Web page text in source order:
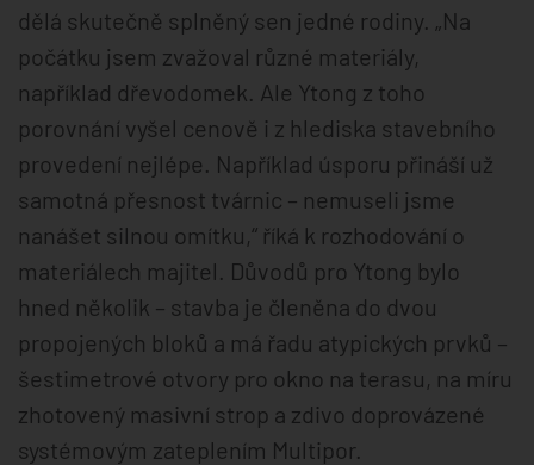
dělá skutečně splněný sen jedné rodiny. „Na
počátku jsem zvažoval různé materiály,
například dřevodomek. Ale Ytong z toho
porovnání vyšel cenově i z hlediska stavebního
provedení nejlépe. Například úsporu přináší už
samotná přesnost tvárnic – nemuseli jsme
nanášet silnou omítku,“ říká k rozhodování o
materiálech majitel. Důvodů pro Ytong bylo
hned několik – stavba je členěna do dvou
propojených bloků a má řadu atypických prvků –
šestimetrové otvory pro okno na terasu, na míru
zhotovený masivní strop a zdivo doprovázené
systémovým zateplením Multipor.